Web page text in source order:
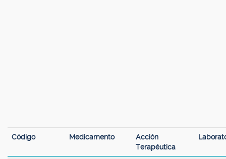
Código Medicamento
Acción
Terapéutica